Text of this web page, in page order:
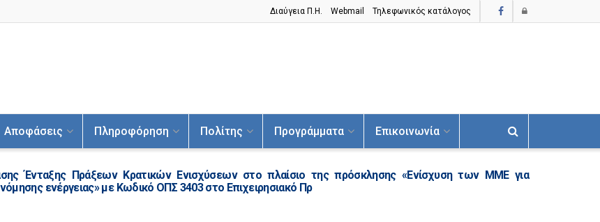
Διαύγεια Π.H. Webmail Τηλεφωνικός κατάλογος
Αποφάσεις Πληροφόρηση Πολίτης Προγράμματα Επικοινωνία
Ένταξης Πράξεων Κρατικών Ενισχύσεων στο πλαίσιο της πρόσκλησης «Ενίσχυση των ΜΜΕ για
ενέργειας» με Κωδικό ΟΠΣ 3403 στο Επιχειρησιακό Πρ